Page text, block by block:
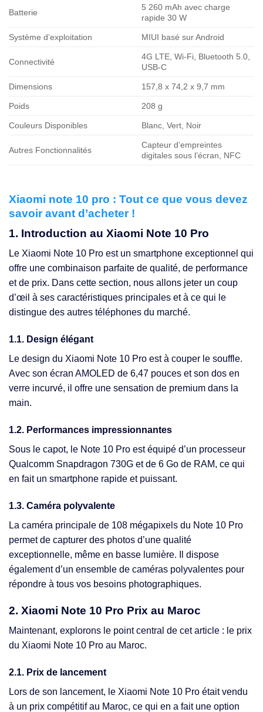
Batterie
5 260 mAh avec charge
rapide 30 W
Système d’exploitation MIUI basé sur Android
Connectivité
4G LTE, Wi-Fi, Bluetooth 5.0,
USB-C
Dimensions 157,8 x 74,2 x 9,7 mm
Poids 208 g
Couleurs Disponibles Blanc, Vert, Noir
Autres Fonctionnalités
Capteur d’empreintes
digitales sous l’écran, NFC
Xiaomi note 10 pro : Tout ce que vous devez
savoir avant d’acheter !
1. Introduction au Xiaomi Note 10 Pro
Le Xiaomi Note 10 Pro est un smartphone exceptionnel qui
offre une combinaison parfaite de qualité, de performance
et de prix. Dans cette section, nous allons jeter un coup
d’œil à ses caractéristiques principales et à ce qui le
distingue des autres téléphones du marché.
1.1. Design élégant
Le design du Xiaomi Note 10 Pro est à couper le souffle.
Avec son écran AMOLED de 6,47 pouces et son dos en
verre incurvé, il offre une sensation de premium dans la
main.
1.2. Performances impressionnantes
Sous le capot, le Note 10 Pro est équipé d’un processeur
Qualcomm Snapdragon 730G et de 6 Go de RAM, ce qui
en fait un smartphone rapide et puissant.
1.3. Caméra polyvalente
La caméra principale de 108 mégapixels du Note 10 Pro
permet de capturer des photos d’une qualité
exceptionnelle, même en basse lumière. Il dispose
également d’un ensemble de caméras polyvalentes pour
répondre à tous vos besoins photographiques.
2. Xiaomi Note 10 Pro Prix au Maroc
Maintenant, explorons le point central de cet article : le prix
du Xiaomi Note 10 Pro au Maroc.
2.1. Prix de lancement
Lors de son lancement, le Xiaomi Note 10 Pro était vendu
à un prix compétitif au Maroc, ce qui en a fait une option